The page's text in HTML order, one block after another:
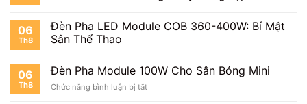
06
Th8
Đèn Pha LED Module COB 360-400W: Bí Mật
Sân Thể Thao
06
Th8
Đèn Pha Module 100W Cho Sân Bóng Mini
Chức năng bình luận bị tắtở